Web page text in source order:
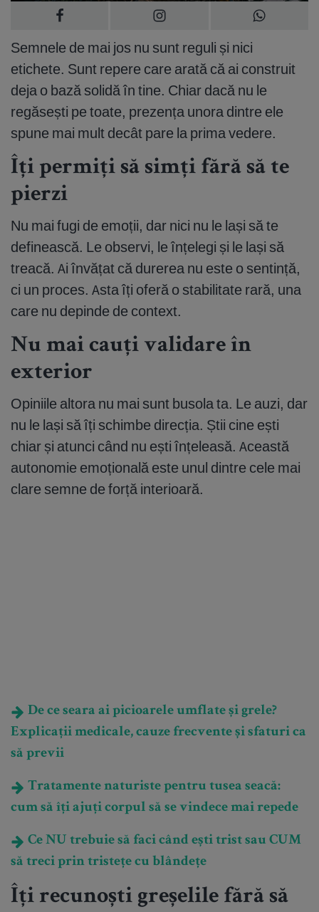
Semnele de mai jos nu sunt reguli și nici
etichete. Sunt repere care arată că ai construit
deja o bază solidă în tine. Chiar dacă nu le
regăsești pe toate, prezența unora dintre ele
spune mai mult decât pare la prima vedere.
Îți permiți să simți fără să te
pierzi
Nu mai fugi de emoții, dar nici nu le lași să te
definească. Le observi, le înțelegi și le lași să
treacă. Ai învățat că durerea nu este o sentință,
ci un proces. Asta îți oferă o stabilitate rară, una
care nu depinde de context.
Nu mai cauți validare în
exterior
Opiniile altora nu mai sunt busola ta. Le auzi, dar
nu le lași să îți schimbe direcția. Știi cine ești
chiar și atunci când nu ești înțeleasă. Această
autonomie emoțională este unul dintre cele mai
clare semne de forță interioară.
De ce seara ai picioarele umflate și grele?
Explicații medicale, cauze frecvente și sfaturi ca
să previi
Tratamente naturiste pentru tusea seacă:
cum să îți ajuți corpul să se vindece mai repede
Ce NU trebuie să faci când ești trist sau CUM
să treci prin tristețe cu blândețe
Îți recunoști greșelile fără să